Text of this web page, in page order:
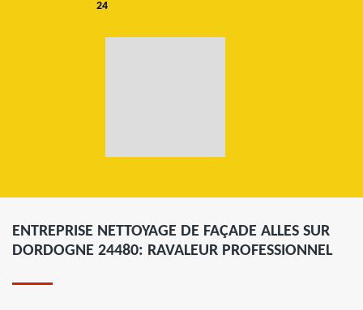
24
ENTREPRISE NETTOYAGE DE FAÇADE ALLES SUR
DORDOGNE 24480: RAVALEUR PROFESSIONNEL